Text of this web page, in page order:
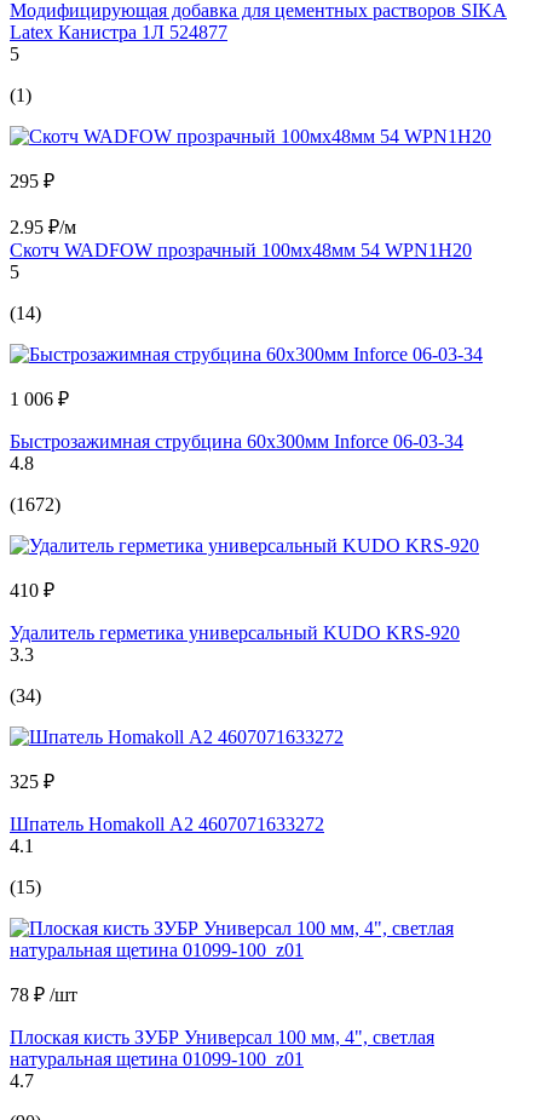
Модифицирующая добавка для цементных растворов SIKA
Latex Канистра 1Л 524877
5
(1)
295 ₽
2.95 ₽/м
Скотч WADFOW прозрачный 100мх48мм 54 WPN1H20
5
(14)
1 006 ₽
Быстрозажимная струбцина 60х300мм Inforce 06-03-34
4.8
(1672)
410 ₽
Удалитель герметика универсальный KUDO KRS-920
3.3
(34)
325 ₽
Шпатель Homakoll А2 4607071633272
4.1
(15)
78 ₽ /шт
Плоская кисть ЗУБР Универсал 100 мм, 4", светлая
натуральная щетина 01099-100_z01
4.7